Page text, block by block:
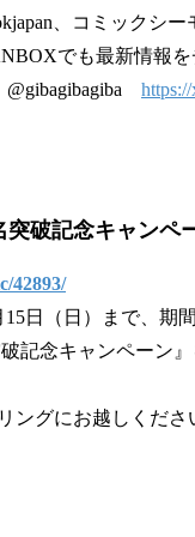
、コミックシ
でも最新情報を
破記念キャンペ
42893/
15日（日）まで、期
記念キャンペーン
ングにお越しくださ